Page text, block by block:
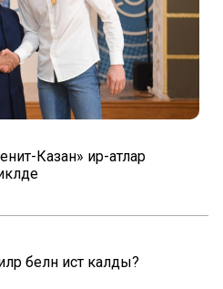
Казан» ир-атлар
белән истә калды?